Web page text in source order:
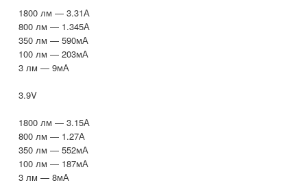
1800 лм — 3.31А
800 лм — 1.345А
350 лм — 590мА
100 лм — 203мА
3 лм — 9мА
3.9V
1800 лм — 3.15А
800 лм — 1.27А
350 лм — 552мА
100 лм — 187мА
3 лм — 8мА